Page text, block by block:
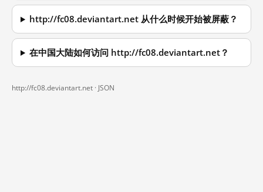
http://fc08.deviantart.net 从什么时候开始被屏蔽？
在中国大陆如何访问 http://fc08.deviantart.net？
http://fc08.deviantart.net · JSON